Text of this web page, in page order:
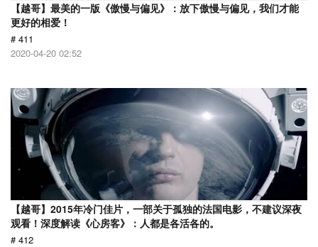
【越哥】最美的一版《傲慢与偏见》：放下傲慢与偏见，我们才能
更好的相爱！
# 411
2020-04-20 02:52
【越哥】2015年冷门佳片，一部关于孤独的法国电影，不建议深夜
观看！深度解读《心房客》：人都是各活各的。
# 412